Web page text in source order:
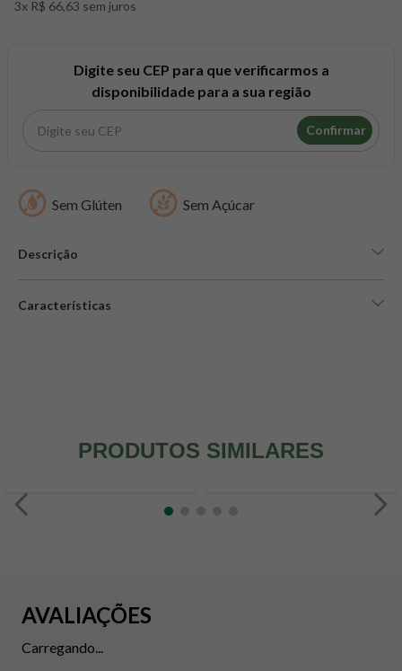
3x R$ 66,63 sem juros
Digite seu CEP para que verificarmos a
disponibilidade para a sua região
Confirmar
Sem Glúten Sem Açúcar
Descrição
Características
PRODUTOS SIMILARES
AVALIAÇÕES
Carregando...
8º snack proteico mundo verde
creatina mundo verde